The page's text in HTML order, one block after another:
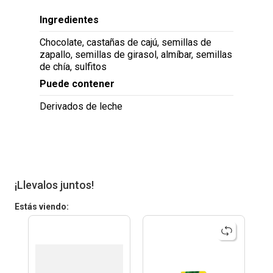
Ingredientes
Chocolate, castañas de cajú, semillas de
zapallo, semillas de girasol, almíbar, semillas
de chía, sulfitos
Puede contener
Derivados de leche
¡Llevalos juntos!
Estás viendo: